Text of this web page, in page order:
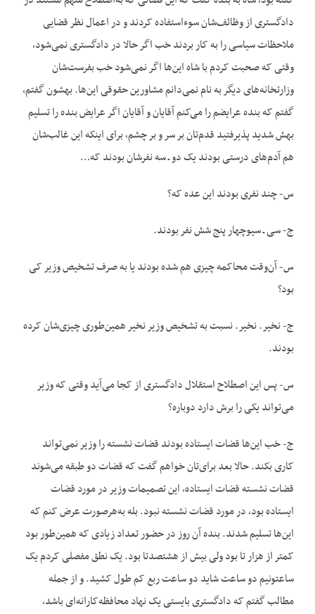
دادگستری از وظائف‌شان سوءاستفاده کردند و در اعمال نظر قضایی
ملاحظات سیاسی را به کار بردند خب اگر حالا در دادگستری نمی‌شود،
وقتی که صحبت کردم با شاه این‌ها اگر نمی‌شود خب بفرست‌شان
وزارتخانه‌های دیگر به نام نمی‌دانم مشاورین حقوقی این‌ها. بهشون گفتم،
گفتم که بنده عرایضم را می‌کنم آقایان و آقایان اگر عرایض بنده را تسلیم
بهش شدید پذیرفتید قدم‌تان بر سر و بر چشم، برای این‏که این غالب‌شان
هم آدم‌های درستی بودند یک دو ـ سه نفرشان بودند که…
س- چند نفری بودند این عده که؟
ج- سی ـ سی‏وچهار پنج شش نفر بودند.
س- آن‌وقت محاکمه چیزی هم شده بودند یا به صرف تشخیص وزیر کی
بود؟
ج- نخیر. نخیر. نسبت به تشخیص وزیر نخیر همین‌طوری چیزی‌شان کرده
بودند.
س- پس این اصطلاح استقلال دادگستری از کجا می‌آید وقتی که وزیر
می‌تواند یکی را برش دارد دوباره؟
ج- خب این‌ها قضات ایستاده بودند قضات نشسته را وزیر نمی‌تواند
کاری بکند. حالا بعد برای‌تان خواهم گفت که قضات دو طبقه می‌شوند
قضات نشسته قضات ایستاده، این تصمیمات وزیر در مورد قضات
ایستاده بود، در مورد قضات نشسته نبود. بله به‌هرصورت عرض کنم که
این‌ها تسلیم شدند. بنده آن روز در حضور تعداد زیادی که همین‌طور بود
کمتر از هزار تا بود ولی بیش از هشتصدتا بود. یک نطق مفصلی کردم یک
ساعت‏ونیم دو ساعت شاید دو ساعت ربع کم طول کشید. و از جمله
مطالب گفتم که دادگستری بایستی یک نهاد محافظه‌کارانه‌ای باشد،